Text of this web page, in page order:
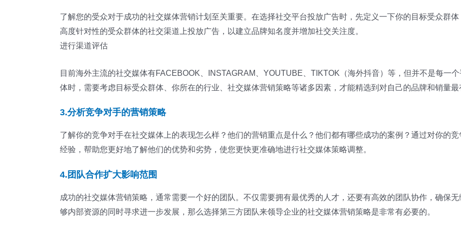
了解您的受众对于成功的社交媒体营销计划至关重要。在选择社交平台投放广告时，先定义一下你的目标受众群
高度针对性的受众群体的社交渠道上投放广告，以建立品牌知名度并增加社交关注度。
进行渠道评估
目前海外主流的社交媒体有FACEBOOK、INSTAGRAM、YOUTUBE、TIKTOK（海外抖音）等，但并不是每一
体时，需要考虑目标受众群体、你所在的行业、社交媒体营销策略等诸多因素，才能精选到对自己的品牌和销量最
3.分析竞争对手的营销策略
了解你的竞争对手在社交媒体上的表现怎么样？他们的营销重点是什么？他们都有哪些成功的案例？通过对你的
经验，帮助您更好地了解他们的优势和劣势，使您更快更准确地进行社交媒体策略调整。
4.团队合作扩大影响范围
成功的社交媒体营销策略，通常需要一个好的团队。不仅需要拥有最优秀的人才，还要有高效的团队协作，确保
够内部资源的同时寻求进一步发展，那么选择第三方团队来领导企业的社交媒体营销策略是非常有必要的。